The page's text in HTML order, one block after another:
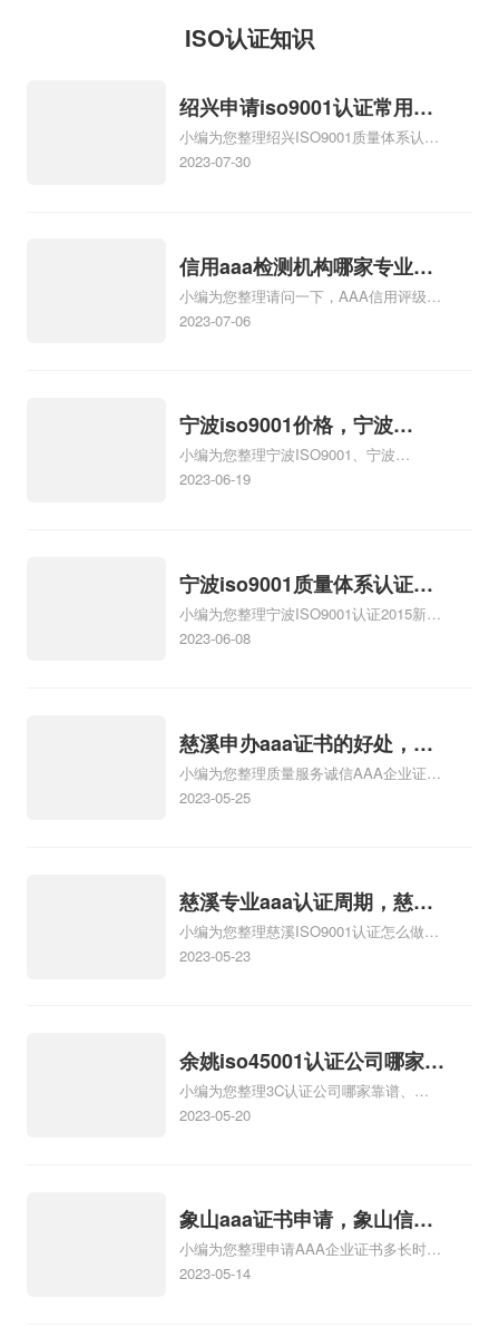
映实体满足明确或隐
含需要能力的特征和
ISO认证知识
绍兴申请iso9001认证常用指
南，绍兴宁波iso9001认证申
请指南
小编为您整理绍兴ISO9001质量体系认
证、绍兴ISO9001认证费用是多少钱、绍
体系认证知识，详情可查看下方正文！
2023-07-30
信用aaa检测机构哪家专业，
宁海信用aaa检测机构哪家专
业
小编为您整理请问一下，AAA信用评级，
哪家比较专业、有没有人办过AAA信用评
评级专业吗、请问一下，AAA信用等级，
哪家比较专业相关iso体系认证知识，详情
可查看下方正文！
2023-07-06
宁波iso9001价格，宁波
iso9001体系价格
小编为您整理宁波ISO9001、宁波
ISO9001内审员、宁波ISO14001内审员、
内审员证书宁波什么时候报名相关iso体系
认证知识，详情可查看下方正文！
2023-06-19
宁波iso9001质量体系认证怎
么办理？宁波iso质量体系认
证办理怎么办理？
小编为您整理宁波ISO9001认证2015新
版，怎么办理、iso9001质量体系认证怎
相关iso体系认证知识，详情可查看下方正
文！
2023-06-08
慈溪申办aaa证书的好处，慈
溪aaa证书的好处
小编为您整理质量服务诚信AAA企业证书
怎么申办、怎么申办AAA信用等级证书、
情可查看下方正文！
2023-05-25
慈溪专业aaa认证周期，慈溪
专业aaa认证
小编为您整理慈溪ISO9001认证怎么做、
慈溪CE认证、慈溪ISO14001认证怎么
看下方正文！
2023-05-23
余姚iso45001认证公司哪家靠
谱，余姚iso45001公司哪家靠
谱
小编为您整理3C认证公司哪家靠谱、
ISO9001认证哪家公司靠谱、吉隆坡
查看下方正文！
2023-05-20
象山aaa证书申请，象山信用
aaa证书申请
小编为您整理申请AAA企业证书多长时
间、石家庄企业信用等级证书/AAA证书申
2023-05-14